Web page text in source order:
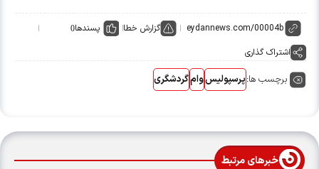
گزارش خطا پسندها0
اشتراک گذاری
برچسب ها:پرسپولیسوامگردشگری
خبرهای مرتبط